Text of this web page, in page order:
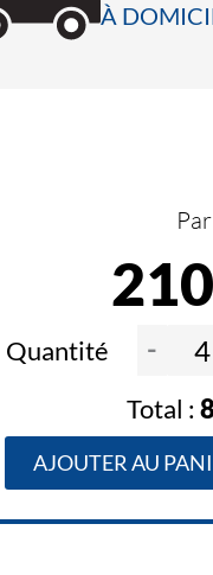
À
210
Quantité -
AJOUTER AU